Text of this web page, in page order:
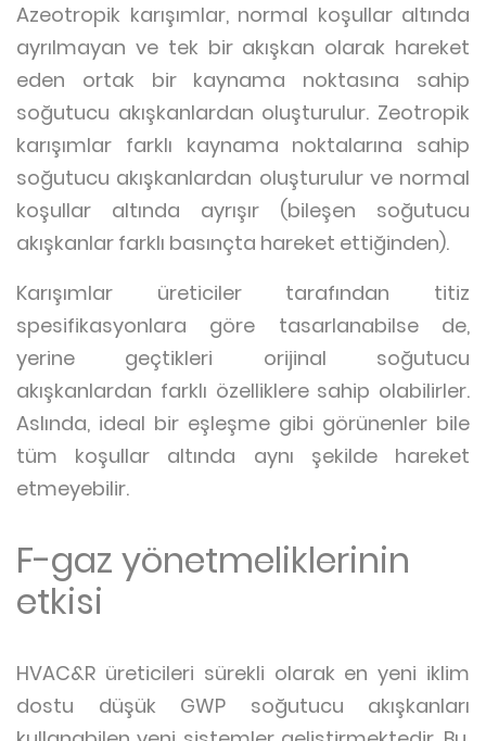
Azeotropik karışımlar, normal koşullar altında
ayrılmayan ve tek bir akışkan olarak hareket
eden ortak bir kaynama noktasına sahip
soğutucu akışkanlardan oluşturulur. Zeotropik
karışımlar farklı kaynama noktalarına sahip
soğutucu akışkanlardan oluşturulur ve normal
koşullar altında ayrışır (bileşen soğutucu
akışkanlar farklı basınçta hareket ettiğinden).
Karışımlar üreticiler tarafından titiz
spesifikasyonlara göre tasarlanabilse de,
yerine geçtikleri orijinal soğutucu
akışkanlardan farklı özelliklere sahip olabilirler.
Aslında, ideal bir eşleşme gibi görünenler bile
tüm koşullar altında aynı şekilde hareket
etmeyebilir.
F-gaz yönetmeliklerinin
etkisi
HVAC&R üreticileri sürekli olarak en yeni iklim
dostu düşük GWP soğutucu akışkanları